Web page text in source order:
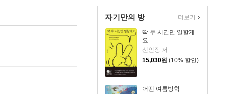
자기만의 방
딱 두 시간만 일할게
요
선인장 저
15,030원 (10% 할인)
어떤 여름방학
더보기